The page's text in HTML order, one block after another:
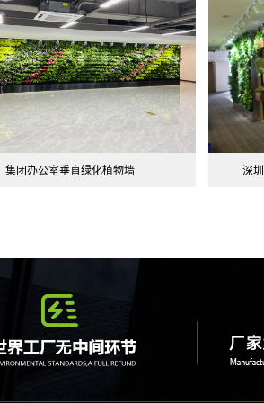
集团办公室垂直绿化植物墙 深